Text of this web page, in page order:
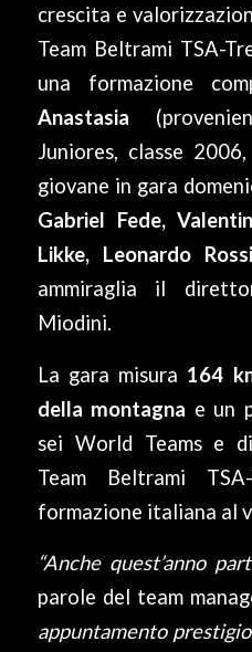
crescita e
Team Beltrami TSA-
una formazione
Anastasia
Juniores, classe
giovane in gara
Gabriel Fede,
Likke, Leonardo
ammiraglia il
Miodini.
La gara misura 164
della montagna e un
sei World Teams e
Team Beltrami
formazione italiana al
“Anche quest’anno
parole del team
appuntamento